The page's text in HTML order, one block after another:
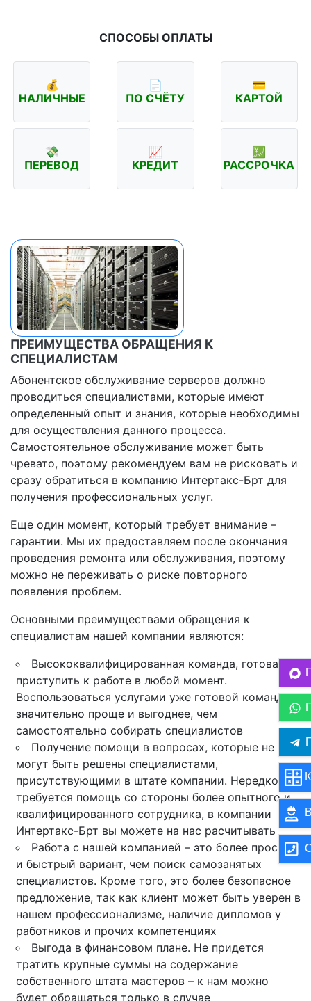
СПОСОБЫ ОПЛАТЫ
💰
НАЛИЧНЫЕ
📄
ПО СЧЁТУ
💳
КАРТОЙ
💸
ПЕРЕВОД
📈
КРЕДИТ
💹
РАССРОЧКА
ПРЕИМУЩЕСТВА ОБРАЩЕНИЯ К
СПЕЦИАЛИСТАМ
Абонентское обслуживание серверов должно
проводиться специалистами, которые имеют
определенный опыт и знания, которые необходимы
для осуществления данного процесса.
Самостоятельное обслуживание может быть
чревато, поэтому рекомендуем вам не рисковать и
сразу обратиться в компанию Интертакс-Брт для
получения профессиональных услуг.
Еще один момент, который требует внимание –
гарантии. Мы их предоставляем после окончания
проведения ремонта или обслуживания, поэтому
можно не переживать о риске повторного
появления проблем.
Основными преимуществами обращения к
специалистам нашей компании являются:
Высококвалифицированная команда, готовая
приступить к работе в любой момент.
Воспользоваться услугами уже готовой команды
значительно проще и выгоднее, чем
самостоятельно собирать специалистов
Получение помощи в вопросах, которые не
могут быть решены специалистами,
присутствующими в штате компании. Нередко
требуется помощь со стороны более опытного и
квалифицированного сотрудника, в компании
Интертакс-Брт вы можете на нас расчитывать
Работа с нашей компанией – это более простой
и быстрый вариант, чем поиск самозанятых
специалистов. Кроме того, это более безопасное
предложение, так как клиент может быть уверен в
нашем профессионализме, наличие дипломов у
работников и прочих компетенциях
Выгода в финансовом плане. Не придется
тратить крупные суммы на содержание
собственного штата мастеров – к нам можно
будет обращаться только в случае